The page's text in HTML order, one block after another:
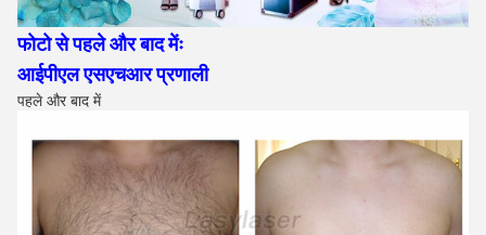
फोटो से पहले और बाद मेंः
आईपीएल एसएचआर प्रणाली
पहले और बाद में